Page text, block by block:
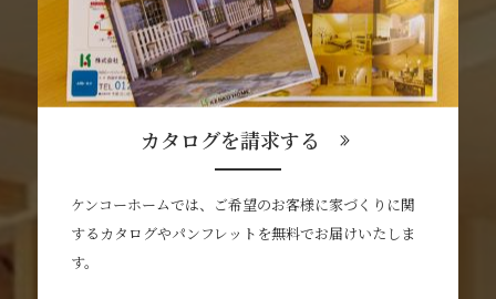
カタログを請求する
ケンコーホームでは、ご希望のお客様に家づくりに関
するカタログやパンフレットを無料でお届けいたしま
す。